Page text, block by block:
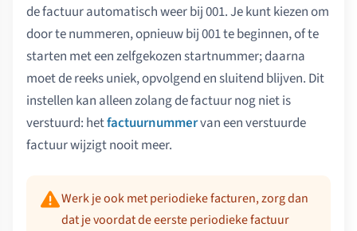
de factuur automatisch weer bij 001. Je kunt kiezen om
door te nummeren, opnieuw bij 001 te beginnen, of te
starten met een zelfgekozen startnummer; daarna
moet de reeks uniek, opvolgend en sluitend blijven. Dit
instellen kan alleen zolang de factuur nog niet is
verstuurd: hetfactuurnummervan een verstuurde
factuur wijzigt nooit meer.
Werk je ook met periodieke facturen, zorg dan
dat je voordat de eerste periodieke factuur